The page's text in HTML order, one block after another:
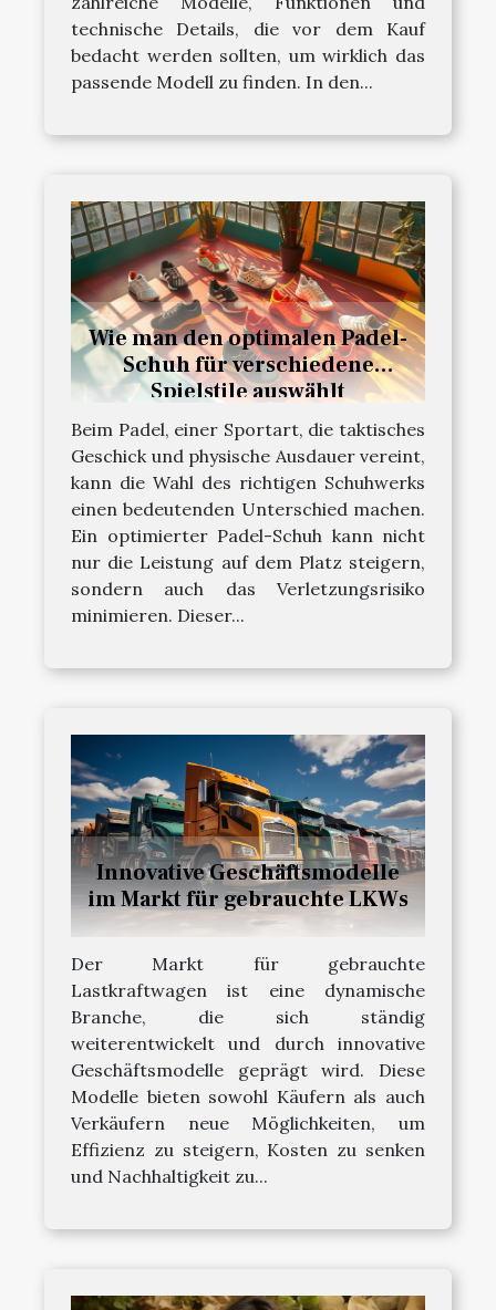
technische Details, die vor dem Kauf
bedacht werden sollten, um wirklich das
passende Modell zu finden. In den...
Wie man den optimalen Padel-
Schuh für verschiedene
Spielstile auswählt
Beim Padel, einer Sportart, die taktisches
Geschick und physische Ausdauer vereint,
kann die Wahl des richtigen Schuhwerks
einen bedeutenden Unterschied machen.
Ein optimierter Padel-Schuh kann nicht
nur die Leistung auf dem Platz steigern,
sondern auch das Verletzungsrisiko
minimieren. Dieser...
Innovative Geschäftsmodelle
im Markt für gebrauchte LKWs
Der Markt für gebrauchte
Lastkraftwagen ist eine dynamische
Branche, die sich ständig
weiterentwickelt und durch innovative
Geschäftsmodelle geprägt wird. Diese
Modelle bieten sowohl Käufern als auch
Verkäufern neue Möglichkeiten, um
Effizienz zu steigern, Kosten zu senken
und Nachhaltigkeit zu...